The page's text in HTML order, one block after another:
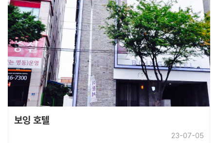
보잉 호텔
23-07-05